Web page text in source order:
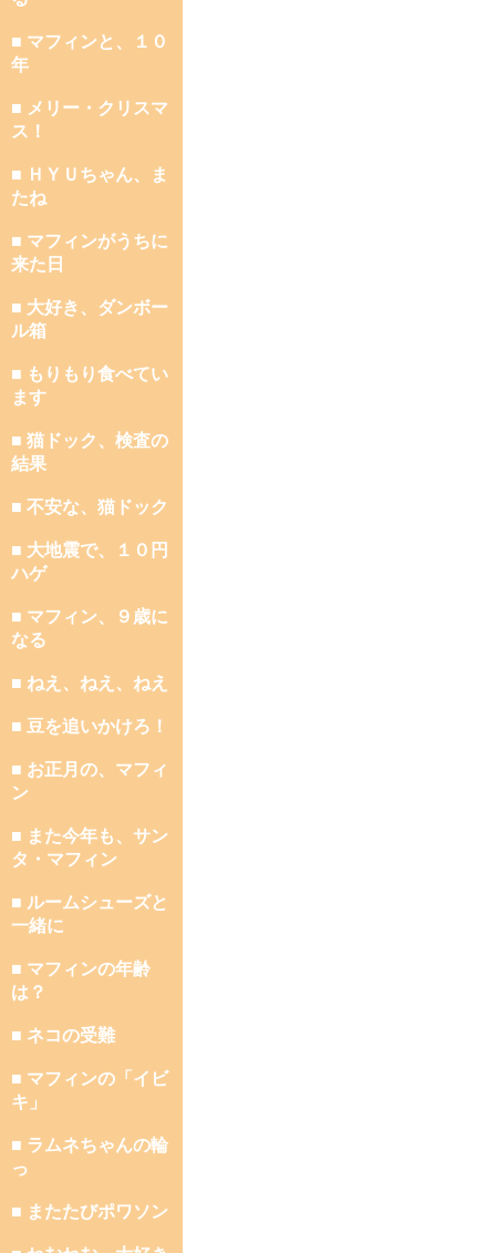
■ マフィンと、１０
年
■ メリー・クリスマ
ス！
■ ＨＹＵちゃん、ま
たね
■ マフィンがうちに
来た日
■ 大好き、ダンボー
ル箱
■ もりもり食べてい
ます
■ 猫ドック、検査の
結果
■ 不安な、猫ドック
■ 大地震で、１０円
ハゲ
■ マフィン、９歳に
なる
■ ねえ、ねえ、ねえ
■ 豆を追いかけろ！
■ お正月の、マフィ
ン
■ また今年も、サン
タ・マフィン
■ ルームシューズと
一緒に
■ マフィンの年齢
は？
■ ネコの受難
■ マフィンの「イビ
キ」
■ ラムネちゃんの輪
っ
■ またたびポワソン